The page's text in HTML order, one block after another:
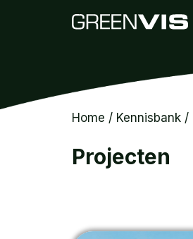
Home / Kennisbank /
Projecten